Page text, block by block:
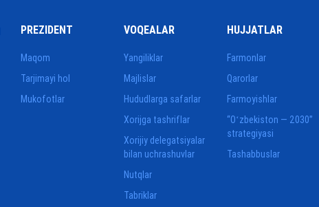
PREZIDENT
Maqom
Tarjimayi hol
Mukofotlar
VOQEALAR
Yangiliklar
Majlislar
Hududlarga safarlar
Xorijga tashriflar
Xorijiy delegatsiyalar
bilan uchrashuvlar
Nutqlar
Tabriklar
HUJJATLAR
Farmonlar
Qarorlar
Farmoyishlar
“Oʻzbekiston — 2030”
strategiyasi
Tashabbuslar